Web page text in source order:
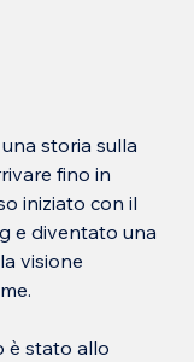
storia sulla
fino in
iniziato con il
e diventato una
visione
è stato allo